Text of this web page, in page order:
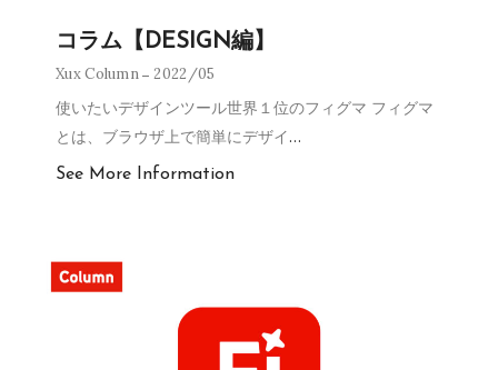
コラム【DESIGN編】
Xux Column 2022/05
使いたいデザインツール世界１位のフィグマ フィグマ
とは、ブラウザ上で簡単にデザイ…
See More Information